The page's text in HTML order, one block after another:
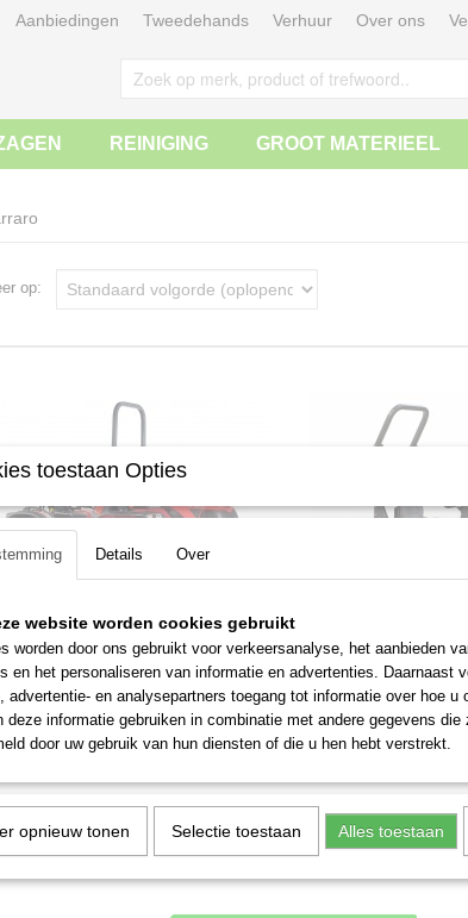
Aanbiedingen Tweedehands Verhuur Over ons
REINIGING GROOT MATERIEEL
op:
Carraro TRX 7800 S
Carraro TRX 7800 S Mooie complete
voorzien…
Antonio Carraro
Antonio Carraro Tigre
Antonio Carraro…
€ 20.050,00
toestaan Opties
Details Over
website worden cookies gebruikt
worden door ons gebruikt voor verkeersanalyse, het aanbieden
en het personaliseren van informatie en advertenties. Daarnaast
advertentie- en analysepartners toegang tot informatie over hoe u
deze informatie gebruiken in combinatie met andere gegevens
door uw gebruik van hun diensten of die u hen hebt verstrekt.
opnieuw tonen Selectie toestaan Alles toestaan